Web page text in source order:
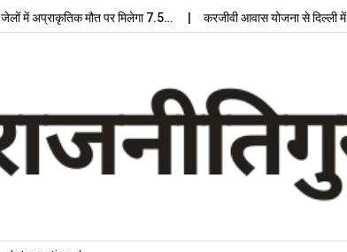
में अप्राकृतिक मौत पर मिलेगा 7.5… करजीवी आवास योजना से दिल्ली में